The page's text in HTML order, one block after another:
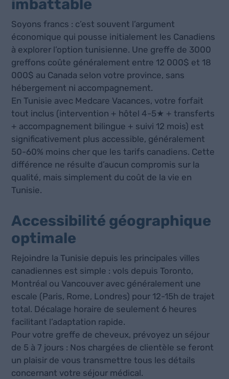
imbattable
Soyons francs : c’est souvent l’argument
économique qui pousse initialement les Canadiens
à explorer l’option tunisienne. Une greffe de 3000
greffons coûte généralement entre 12 000$ et 18
000$ au Canada selon votre province, sans
hébergement ni accompagnement.
En Tunisie avec Medcare Vacances, votre forfait
tout inclus (intervention + hôtel 4-5★ + transferts
+ accompagnement bilingue + suivi 12 mois) est
significativement plus accessible, généralement
50-60% moins cher que les tarifs canadiens. Cette
différence ne résulte d’aucun compromis sur la
qualité, mais simplement du coût de la vie en
Tunisie.
Accessibilité géographique
optimale
Rejoindre la Tunisie depuis les principales villes
canadiennes est simple : vols depuis Toronto,
Montréal ou Vancouver avec généralement une
escale (Paris, Rome, Londres) pour 12-15h de trajet
total. Décalage horaire de seulement 6 heures
facilitant l’adaptation rapide.
Pour votre greffe de cheveux, prévoyez un séjour
de 5 à 7 jours : Nos chargées de clientèle se feront
un plaisir de vous transmettre tous les détails
concernant votre séjour médical.